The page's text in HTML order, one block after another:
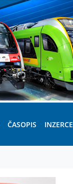
ČASOPIS INZERCE